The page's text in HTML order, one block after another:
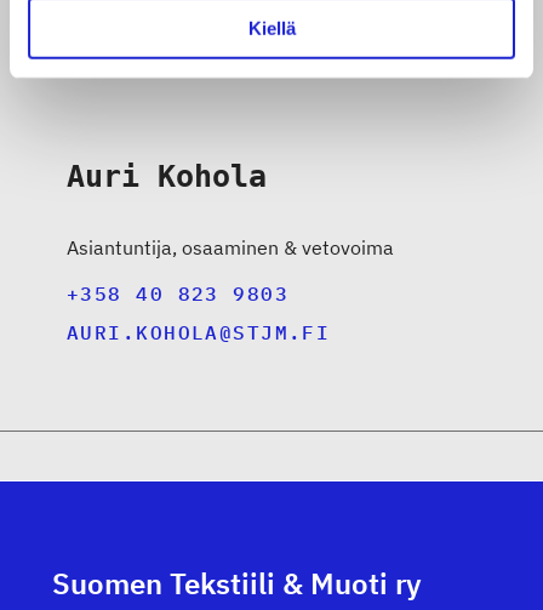
Kiellä
Auri Kohola
Asiantuntija, osaaminen & vetovoima
+358 40 823 9803
AURI.KOHOLA@STJM.FI
Suomen Tekstiili & Muoti ry